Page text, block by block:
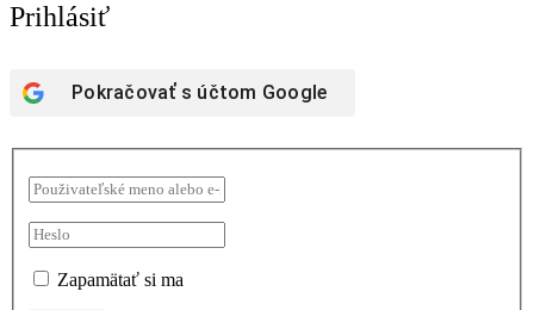
Prihlásiť
Pokračovať s účtom Google
Zapamätať si ma